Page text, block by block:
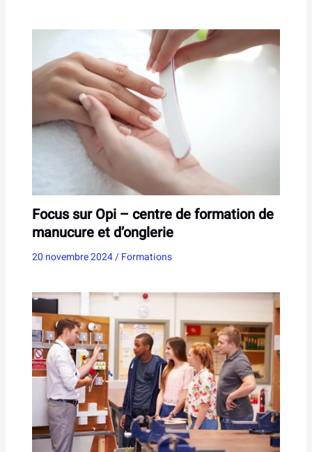
Focus sur Opi – centre de formation de
manucure et d’onglerie
20 novembre 2024/Formations